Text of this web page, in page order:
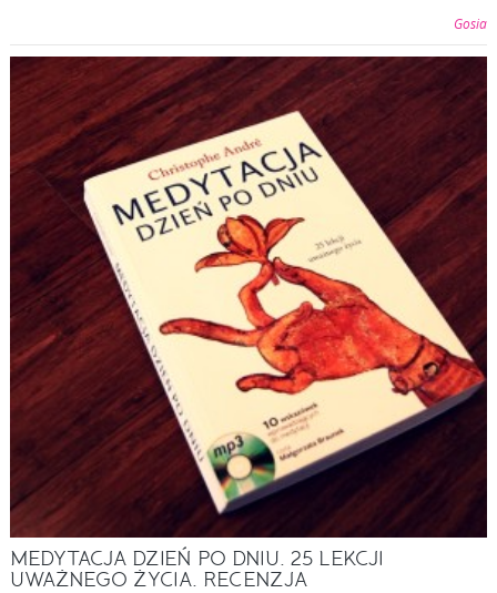
Gosia
MEDYTACJA DZIEŃ PO DNIU. 25 LEKCJI
UWAŻNEGO ŻYCIA. RECENZJA